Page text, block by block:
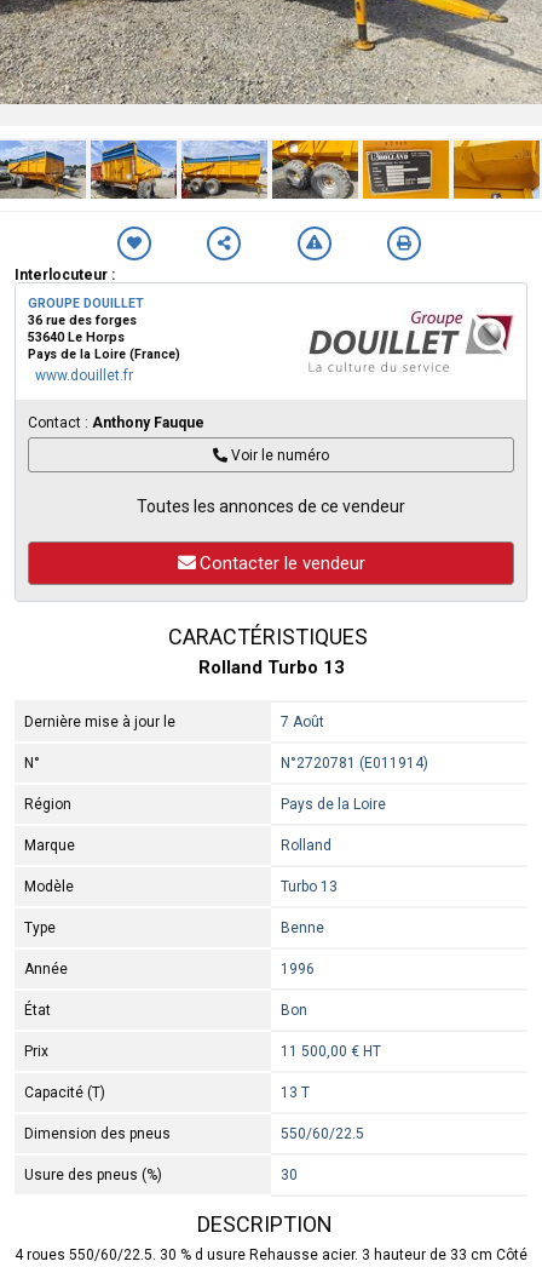
Interlocuteur :
GROUPE DOUILLET
36 rue des forges
53640 Le Horps
Pays de la Loire (France)
www.douillet.fr
Contact : Anthony Fauque
Voir le numéro
Toutes les annonces de ce vendeur
Contacter le vendeur
CARACTÉRISTIQUES
Rolland Turbo 13
Dernière mise à jour le 7 Août
N° N°2720781 (E011914)
Région Pays de la Loire
Marque Rolland
Modèle Turbo 13
Type Benne
Année 1996
État Bon
Prix 11 500,00 € HT
Capacité (T) 13 T
Dimension des pneus 550/60/22.5
Usure des pneus (%) 30
DESCRIPTION
4 roues 550/60/22.5. 30 % d usure Rehausse acier. 3 hauteur de 33 cm Côté